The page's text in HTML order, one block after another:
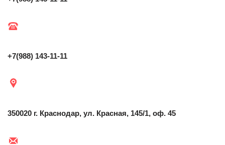
+7(988) 143-11-11
350020 г. Краснодар, ул. Красная, 145/1, оф. 45